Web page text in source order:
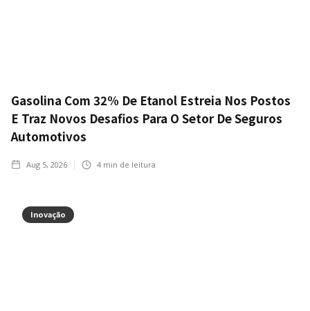
Gasolina Com 32% De Etanol Estreia Nos Postos
E Traz Novos Desafios Para O Setor De Seguros
Automotivos
Aug 5, 2026 4 min de leitura
Inovação